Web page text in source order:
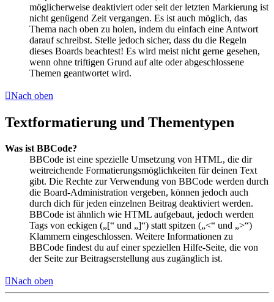
möglicherweise deaktiviert oder seit der letzten Markierung ist
nicht genügend Zeit vergangen. Es ist auch möglich, das
Thema nach oben zu holen, indem du einfach eine Antwort
darauf schreibst. Stelle jedoch sicher, dass du die Regeln
dieses Boards beachtest! Es wird meist nicht gerne gesehen,
wenn ohne triftigen Grund auf alte oder abgeschlossene
Themen geantwortet wird.
Nach oben
Textformatierung und Thementypen
Was ist BBCode?
BBCode ist eine spezielle Umsetzung von HTML, die dir
weitreichende Formatierungsmöglichkeiten für deinen Text
gibt. Die Rechte zur Verwendung von BBCode werden durch
die Board-Administration vergeben, können jedoch auch
durch dich für jeden einzelnen Beitrag deaktiviert werden.
BBCode ist ähnlich wie HTML aufgebaut, jedoch werden
Tags von eckigen („[“ und „]“) statt spitzen („<“ und „>“)
Klammern eingeschlossen. Weitere Informationen zu
BBCode findest du auf einer speziellen Hilfe-Seite, die von
der Seite zur Beitragserstellung aus zugänglich ist.
Nach oben